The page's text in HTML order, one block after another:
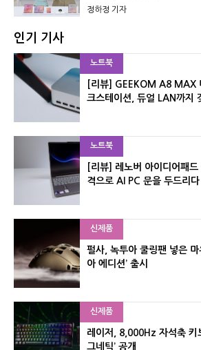
정하정 기자
인기 기사
노트북
[리뷰] GEEKOM A8 MAX
크스테이션, 듀얼 LAN까지
노트북
[리뷰] 레노버 아이디어패
격으로 AI PC 문을 두드리다
신제품
펄사, 녹투아 쿨링팬 넣은 마
아 에디션’ 출시
신제품
레이저, 8,000Hz 자석축 키
그네틱’ 공개